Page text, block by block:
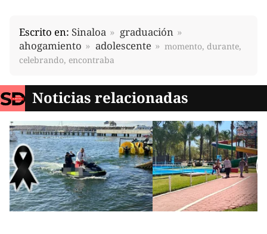
Escrito en: Sinaloa
graduación
ahogamiento
adolescente
momento, durante,
celebrando, encontraba
Noticias relacionadas